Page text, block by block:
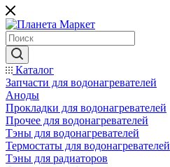
Каталог
Запчасти для водонагревателей
Аноды
Прокладки для водонагревателей
Прочее для водонагревателей
Тэны для водонагревателей
Термостаты для водонагревателей
Тэны для радиаторов